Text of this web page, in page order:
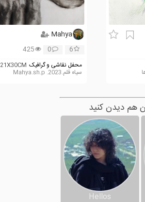
Mahya
6
0
425
محفل نقاشی و گرافیک 21X30CM
سیاه قلم.2023. Mahya.sh.p
هم دیدن کنید
Hellos